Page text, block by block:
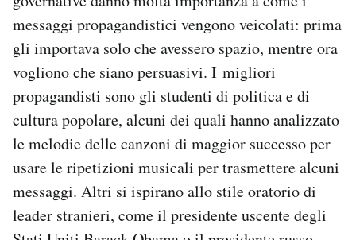
messaggi propagandistici vengono veicolati: prima
gli importava solo che avessero spazio, mentre ora
vogliono che siano persuasivi. I migliori
propagandisti sono gli studenti di politica e di
cultura popolare, alcuni dei quali hanno analizzato
le melodie delle canzoni di maggior successo per
usare le ripetizioni musicali per trasmettere alcuni
messaggi. Altri si ispirano allo stile oratorio di
leader stranieri, come il presidente uscente degli